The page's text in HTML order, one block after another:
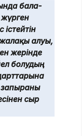
бала-
істейтін
алуы,
жерінде
болудың
сыр